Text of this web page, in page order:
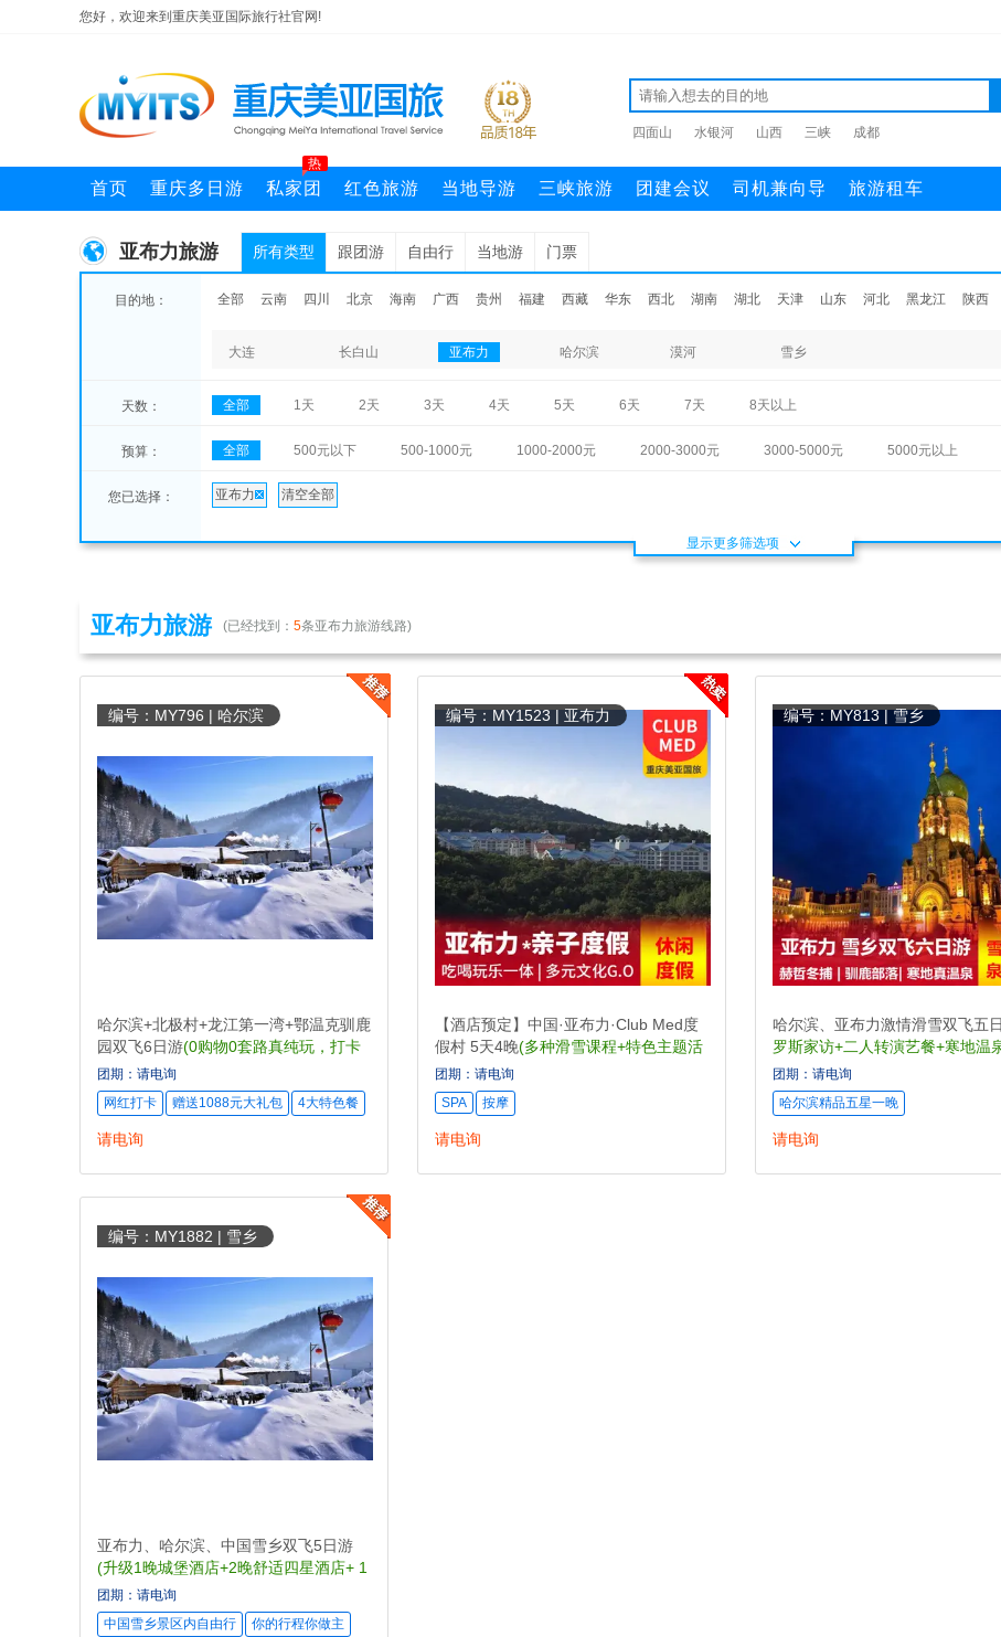
您好，欢迎来到重庆美亚国际旅行社官网!
四面山 水银河 山西 三峡 成都
首页 重庆多日游 私家团
热
红色旅游 当地导游 三峡旅游 团建会议 司机兼向导 旅游租车
亚布力旅游 所有类型 跟团游 自由行 当地游 门票
目的地： 全部 云南 四川 北京 海南 广西 贵州 福建 西藏 华东 西北 湖南 湖北 天津 山东 河北 黑龙江 陕西
大连 长白山 亚布力 哈尔滨 漠河 雪乡
天数： 全部 1天 2天 3天 4天 5天 6天 7天 8天以上
预算： 全部 500元以下 500-1000元 1000-2000元 2000-3000元 3000-5000元 5000元以上
您已选择： 亚布力 清空全部
显示更多筛选项
亚布力旅游 (已经找到： 5条亚布力旅游线路)
编号：MY796 | 哈尔滨
哈尔滨+北极村+龙江第一湾+鄂温克驯鹿
园双飞6日游(0购物0套路真纯玩，打卡
鄂温克驯鹿园)
团期：请电询
网红打卡
赠送1088元大礼包 4大特色餐
请电询
编号：MY1523 | 亚布力
【酒店预定】中国·亚布力·Club Med度
假村 5天4晚(多种滑雪课程+特色主题活
动)
团期：请电询
SPA
按摩
请电询
编号：MY813 | 雪乡
哈尔滨、亚布力激情滑雪双飞五
罗斯家访+二人转演艺餐+寒地温
团期：请电询
哈尔滨精品五星一晚
送温暖：保
请电询
编号：MY1882 | 雪乡
亚布力、哈尔滨、中国雪乡双飞5日游
(升级1晚城堡酒店+2晚舒适四星酒店+ 1
晚雪乡观景民俗4人间)
团期：请电询
中国雪乡景区内自由行
你的行程你做主